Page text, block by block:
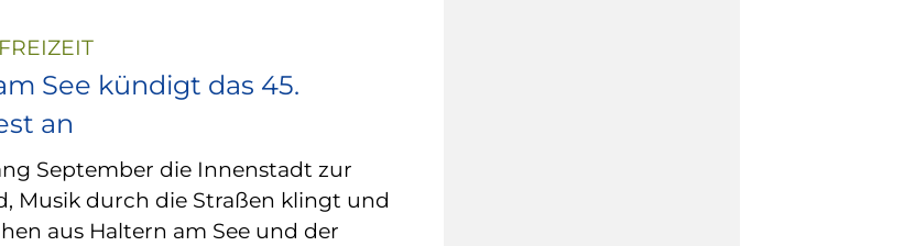
See kündigt das 45.
an
September die Innenstadt zur
Musik durch die Straßen klingt und
aus Haltern am See und der